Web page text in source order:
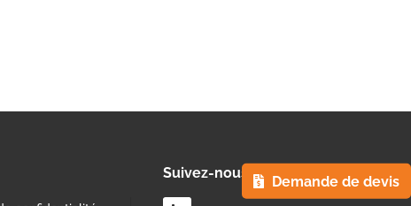
Suivez-nous sur Demande de devis